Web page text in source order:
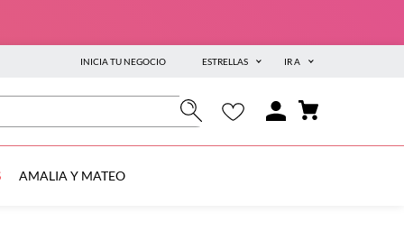
INICIA TU NEGOCIO ESTRELLAS IR A
AMALIA Y MATEO